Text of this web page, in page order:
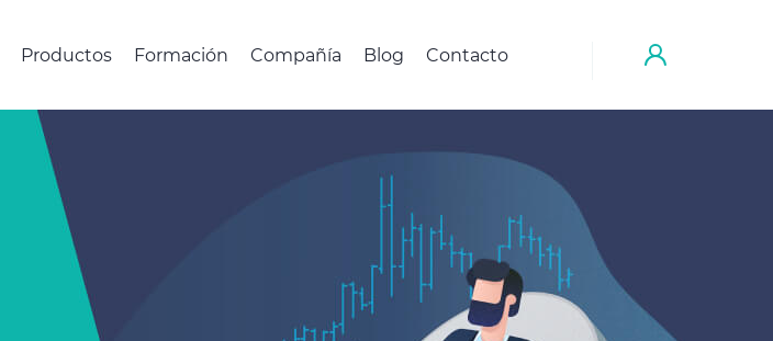
Productos Formación Compañía Blog Contacto